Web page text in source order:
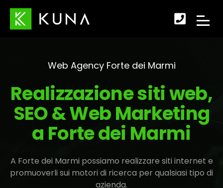
per
APRI
DI
Web Agency Forte dei Marmi
Realizzazione siti web,
SEO & Web Marketing
a Forte dei Marmi
A Forte dei Marmi possiamo realizzare siti internet e
promuoverli sui motori di ricerca per qualsiasi tipo di
azienda.